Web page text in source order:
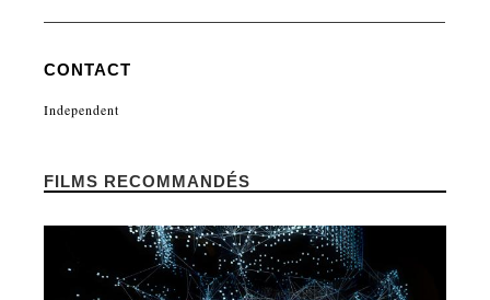
CONTACT
Independent
FILMS RECOMMANDÉS